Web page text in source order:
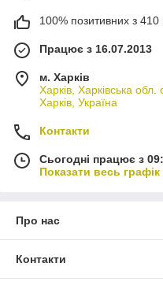
100% позитивних з 410
Працює з 16.07.2013
м. Харків
Харків, Харківська
Харків, Україна
Контакти
Сьогодні працює з
Показати весь
Про нас
Контакти